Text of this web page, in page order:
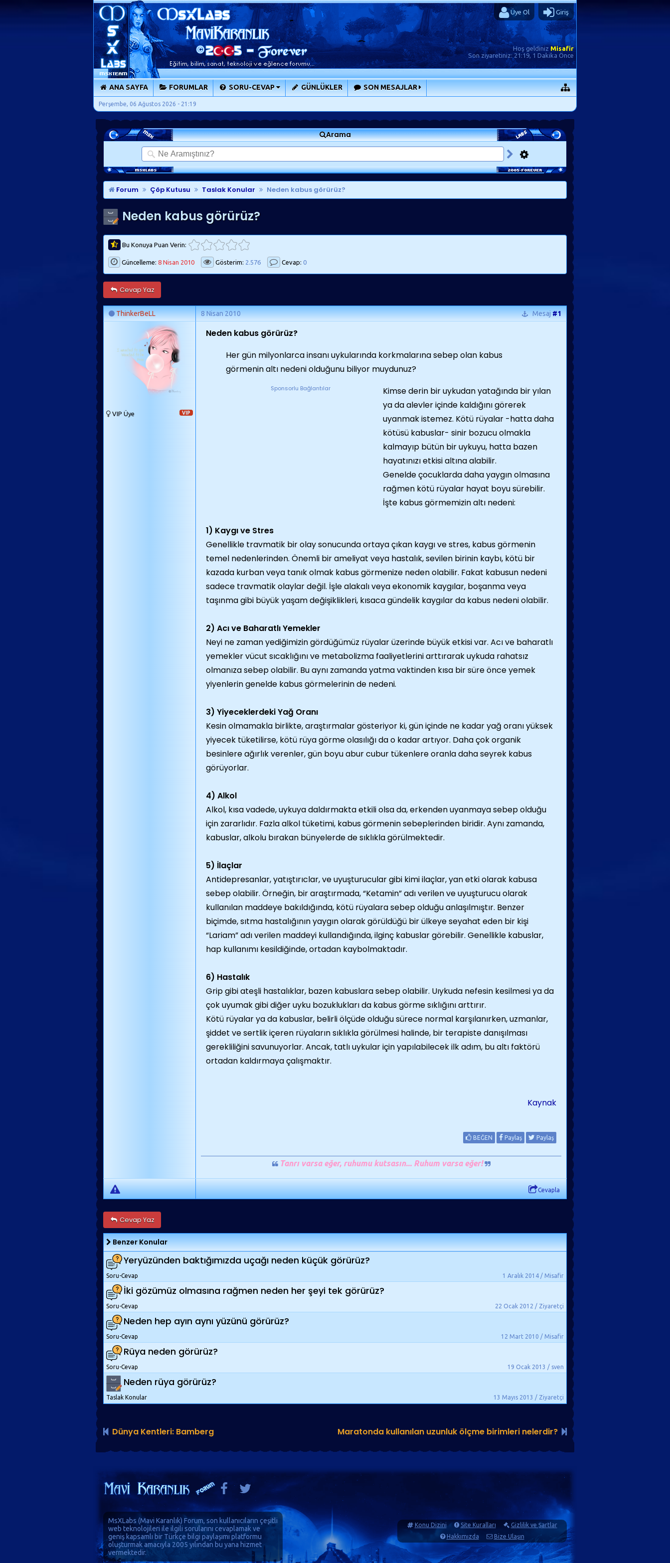
Üye Ol Giriş
Hoş geldiniz Misafir
Son ziyaretiniz:21:19, 1 Dakika Önce
ANA SAYFA FORUMLAR SORU-CEVAP GÜNLÜKLER SON MESAJLAR
Perşembe, 06 Ağustos 2026 - 21:19
Arama
Forum Çöp Kutusu Taslak Konular Neden kabus görürüz?
Neden kabus görürüz?
Bu Konuya Puan Verin:
Güncelleme: 8 Nisan 2010 Gösterim: 2.576 Cevap: 0
Cevap Yaz
ThinkerBeLL 8 Nisan 2010 Mesaj#1
VIP
VIP Üye
Neden kabus görürüz?
Her gün milyonlarca insanı uykularında korkmalarına sebep olan kabus
görmenin altı nedeni olduğunu biliyor muydunuz?
Sponsorlu Bağlantılar
Kimse derin bir uykudan yatağında bir yılan
ya da alevler içinde kaldığını görerek
uyanmak istemez. Kötü rüyalar -hatta daha
kötüsü kabuslar- sinir bozucu olmakla
kalmayıp bütün bir uykuyu, hatta bazen
hayatınızı etkisi altına alabilir.
Genelde çocuklarda daha yaygın olmasına
rağmen kötü rüyalar hayat boyu sürebilir.
İşte kabus görmemizin altı nedeni:
1) Kaygı ve Stres
Genellikle travmatik bir olay sonucunda ortaya çıkan kaygı ve stres, kabus görmenin
temel nedenlerinden. Önemli bir ameliyat veya hastalık, sevilen birinin kaybı, kötü bir
kazada kurban veya tanık olmak kabus görmenize neden olabilir. Fakat kabusun nedeni
sadece travmatik olaylar değil. İşle alakalı veya ekonomik kaygılar, boşanma veya
taşınma gibi büyük yaşam değişiklikleri, kısaca gündelik kaygılar da kabus nedeni olabilir.
2) Acı ve Baharatlı Yemekler
Neyi ne zaman yediğimizin gördüğümüz rüyalar üzerinde büyük etkisi var. Acı ve baharatlı
yemekler vücut sıcaklığını ve metabolizma faaliyetlerini arttırarak uykuda rahatsız
olmanıza sebep olabilir. Bu aynı zamanda yatma vaktinden kısa bir süre önce yemek
yiyenlerin genelde kabus görmelerinin de nedeni.
3) Yiyeceklerdeki Yağ Oranı
Kesin olmamakla birlikte, araştırmalar gösteriyor ki, gün içinde ne kadar yağ oranı yüksek
yiyecek tüketilirse, kötü rüya görme olasılığı da o kadar artıyor. Daha çok organik
besinlere ağırlık verenler, gün boyu abur cubur tükenlere oranla daha seyrek kabus
görüyorlar.
4) Alkol
Alkol, kısa vadede, uykuya daldırmakta etkili olsa da, erkenden uyanmaya sebep olduğu
için zararlıdır. Fazla alkol tüketimi, kabus görmenin sebeplerinden biridir. Aynı zamanda,
kabuslar, alkolu bırakan bünyelerde de sıklıkla görülmektedir.
5) İlaçlar
Antidepresanlar, yatıştırıclar, ve uyuşturucular gibi kimi ilaçlar, yan etki olarak kabusa
sebep olabilir. Örneğin, bir araştırmada, “Ketamin” adı verilen ve uyuşturucu olarak
kullanılan maddeye bakıldığında, kötü rüyalara sebep olduğu anlaşılmıştır. Benzer
biçimde, sıtma hastalığının yaygın olarak görüldüğü bir ülkeye seyahat eden bir kişi
“Lariam” adı verilen maddeyi kullandığında, ilginç kabuslar görebilir. Genellikle kabuslar,
hap kullanımı kesildiğinde, ortadan kaybolmaktadır.
6) Hastalık
Grip gibi ateşli hastalıklar, bazen kabuslara sebep olabilir. Uıykuda nefesin kesilmesi ya da
çok uyumak gibi diğer uyku bozuklukları da kabus görme sıklığını arttırır.
Kötü rüyalar ya da kabuslar, belirli ölçüde olduğu sürece normal karşılanırken, uzmanlar,
şiddet ve sertlik içeren rüyaların sıklıkla görülmesi halinde, bir terapiste danışılması
gerekliliğini savunuyorlar. Ancak, tatlı uykular için yapılabilecek ilk adım, bu altı faktörü
ortadan kaldırmaya çalışmaktır.
Kaynak
BEĞEN Paylaş Paylaş
Tanrı varsa eğer, ruhumu kutsasın... Ruhum varsa eğer!
Cevapla
Cevap Yaz
Benzer Konular
Yeryüzünden baktığımızda uçağı neden küçük görürüz?
1 Aralık 2014 / Misafir
Soru-Cevap
İki gözümüz olmasına rağmen neden her şeyi tek görürüz?
22 Ocak 2012 / Ziyaretçi
Soru-Cevap
Neden hep ayın aynı yüzünü görürüz?
12 Mart 2010 / Misafir
Soru-Cevap
Rüya neden görürüz?
19 Ocak 2013 / sven
Soru-Cevap
Neden rüya görürüz?
13 Mayıs 2013 / Ziyaretçi
Taslak Konular
Dünya Kentleri: Bamberg Maratonda kullanılan uzunluk ölçme birimleri nelerdir?
MsXLabs (Mavi Karanlık) Forum, son kullanıcıların çeşitli
web teknolojileri ile ilgili sorularını cevaplamak ve
geniş kapsamlı bir Türkçe bilgi paylaşımı platformu
oluşturmak amacıyla 2005 yılından bu yana hizmet
vermektedir.
Konu Dizini Site Kuralları
Gizlilik ve Şartlar
Hakkımızda
Bize Ulaşın